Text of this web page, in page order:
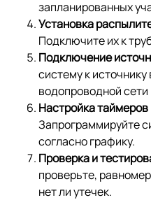
запланированных
Установка
Подключите их к
Подключение
систему к
водопроводной
Настройка
Запрограммируйте
согласно графику.
Проверка и
проверьте,
нет ли утечек.